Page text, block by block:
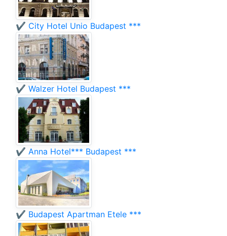
✔️ City Hotel Unio Budapest ***
✔️ Walzer Hotel Budapest ***
✔️ Anna Hotel*** Budapest ***
✔️ Budapest Apartman Etele ***